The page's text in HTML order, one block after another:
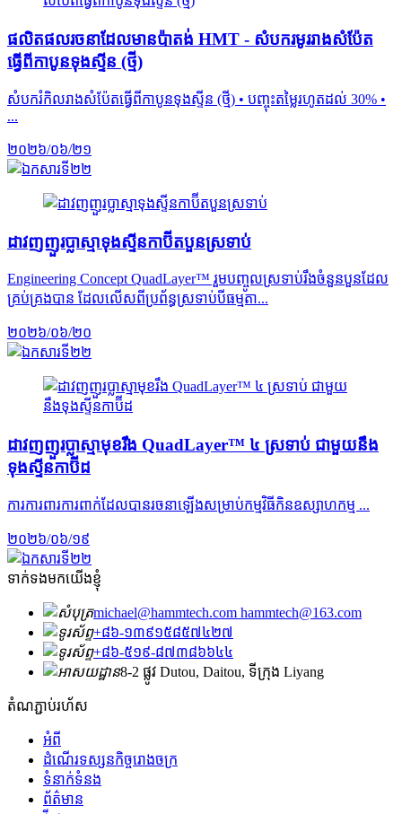
ផលិតផលរចនាដែលមានប៉ាតង់ HMT - សំបករមូររាងសំប៉ែត
ធ្វើពីកាបូនទុងស្ទីន (ថ្មី)
សំបករំកិលរាងសំប៉ែតធ្វើពីកាបូនទុងស្ទីន (ថ្មី) • បញ្ចុះតម្លៃរហូតដល់ 30% •
...
២០២៦/០៦/២១
ដាវញញួរប្លាស្មាទុងស្ទីនកាប៊ីតបួនស្រទាប់
Engineering Concept QuadLayer™ រួមបញ្ចូលស្រទាប់រឹងចំនួនបួនដែល
គ្រប់គ្រងបាន ដែលលើសពីប្រព័ន្ធស្រទាប់បីធម្មតា...
២០២៦/០៦/២០
ដាវ​ញញួរ​ប្លាស្មា​មុខ​រឹង QuadLayer™ ៤ ស្រទាប់ ជាមួយ​នឹង​
ទុងស្ទីន​កាប៊ីដ
ការការពារការពាក់ដែលបានរចនាឡើងសម្រាប់កម្មវិធីកិនឧស្សាហកម្ម ...
២០២៦/០៦/១៩
ទាក់ទងមកយើងខ្ញុំ
michael@hammtech.com hammtech@163.com
+៨៦-១៣៩១៥៨៥៧៤២៧
+៨៦-៥១៩-៨៧៣៨៦៦៤៤
8-2 ផ្លូវ Dutou, Daitou, ទីក្រុង Liyang
តំណភ្ជាប់រហ័ស
អំពី
ដំណើរទស្សនកិច្ចរោងចក្រ
ទំនាក់ទំនង
ព័ត៌មាន